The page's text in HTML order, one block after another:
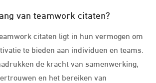
van teamwork citaten?
citaten ligt in hun vermogen om
te bieden aan individuen en teams.
de kracht van samenwerking,
en het bereiken van